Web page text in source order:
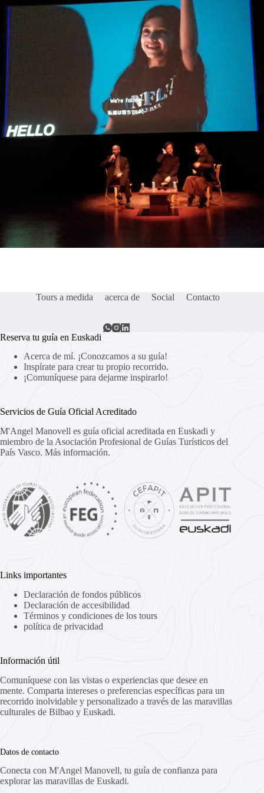
Tours a medida acerca de Social Contacto
Reserva tu guía en Euskadi
Acerca de mí. ¡Conozcamos a su guía!
Inspírate para crear tu propio recorrido.
¡Comuníquese para dejarme inspirarlo!
Servicios de Guía Oficial Acreditado
M'Angel Manovell es guía oficial acreditada en Euskadi y
miembro de la Asociación Profesional de Guías Turísticos del
País Vasco. Más información.
Links importantes
Declaración de fondos públicos
Declaración de accesibilidad
Términos y condiciones de los tours
política de privacidad
Información útil
Comuníquese con las vistas o experiencias que desee en
mente. Comparta intereses o preferencias específicas para un
recorrido inolvidable y personalizado a través de las maravillas
culturales de Bilbao y Euskadi.
Datos de contacto
Conecta con M'Angel Manovell, tu guía de confianza para
explorar las maravillas de Euskadi.